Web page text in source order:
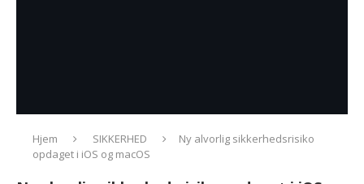
Hjem SIKKERHED
Ny alvorlig sikkerhedsrisiko
opdaget i iOS og macOS